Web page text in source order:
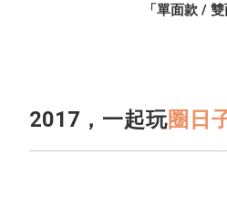
「單面款 / 雙
2017，一起玩圈日